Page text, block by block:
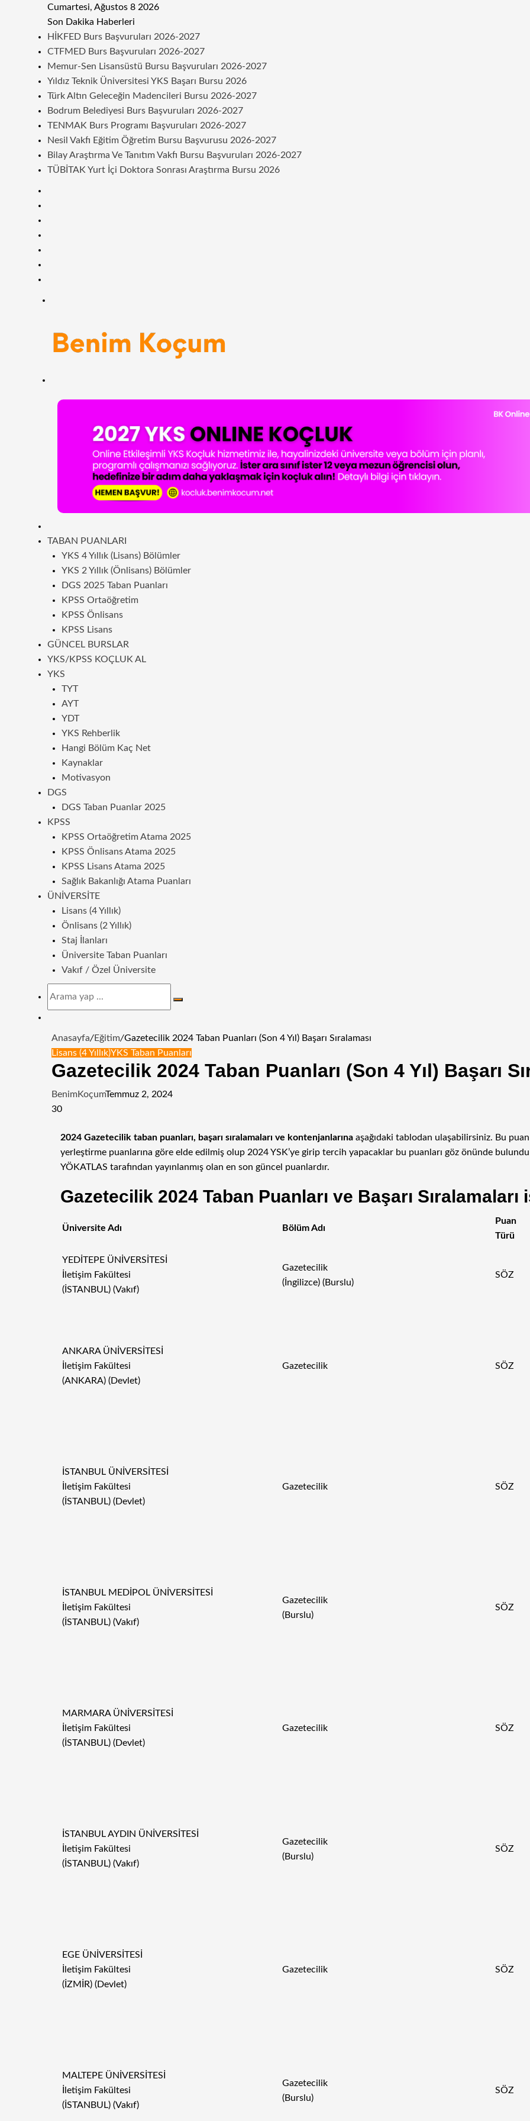
Cumartesi, Ağustos 8 2026
Son Dakika Haberleri
HİKFED Burs Başvuruları 2026-2027
CTFMED Burs Başvuruları 2026-2027
Memur-Sen Lisansüstü Bursu Başvuruları 2026-2027
Yıldız Teknik Üniversitesi YKS Başarı Bursu 2026
Türk Altın Geleceğin Madencileri Bursu 2026-2027
Bodrum Belediyesi Burs Başvuruları 2026-2027
TENMAK Burs Programı Başvuruları 2026-2027
Nesil Vakfı Eğitim Öğretim Bursu Başvurusu 2026-2027
Bilay Araştırma Ve Tanıtım Vakfı Bursu Başvuruları 2026-2027
TÜBİTAK Yurt İçi Doktora Sonrası Araştırma Bursu 2026
TABAN PUANLARI
YKS 4 Yıllık (Lisans) Bölümler
YKS 2 Yıllık (Önlisans) Bölümler
DGS 2025 Taban Puanları
KPSS Ortaöğretim
KPSS Önlisans
KPSS Lisans
GÜNCEL BURSLAR
YKS/KPSS KOÇLUK AL
YKS
TYT
AYT
YDT
YKS Rehberlik
Hangi Bölüm Kaç Net
Kaynaklar
Motivasyon
DGS
DGS Taban Puanlar 2025
KPSS
KPSS Ortaöğretim Atama 2025
KPSS Önlisans Atama 2025
KPSS Lisans Atama 2025
Sağlık Bakanlığı Atama Puanları
ÜNIVERSITE
Lisans (4 Yıllık)
Önlisans (2 Yıllık)
Staj İlanları
Üniversite Taban Puanları
Vakıf / Özel Üniversite
Arama
değiştir
Anasayfa/Eğitim/Gazetecilik 2024 Taban Puanları (Son 4 Yıl) Başarı Sıralaması
Lisans (4 Yıllık)YKS Taban Puanları
Gazetecilik 2024 Taban Puanları (Son 4 Yıl) Başarı
BenimKoçumTemmuz 2, 2024
30
Posta
paylaş
2024 Gazetecilik taban puanları, başarı sıralamaları ve kontenjanlarına aşağıdaki tablodan ulaşabilirsiniz. Bu
yerleştirme puanlarına göre elde edilmiş olup 2024 YSK’ye girip tercih yapacaklar bu puanları göz önünde
YÖKATLAS tarafından yayınlanmış olan en son güncel puanlardır.
Gazetecilik 2024 Taban Puanları ve Başarı Sıralamaları
Üniversite Adı Bölüm Adı
Puan
Türü
YEDİTEPE ÜNİVERSİTESİ
İletişim Fakültesi
(İSTANBUL) (Vakıf)
Gazetecilik
(İngilizce) (Burslu)
SÖZ
ANKARA ÜNİVERSİTESİ
İletişim Fakültesi
(ANKARA) (Devlet)
Gazetecilik SÖZ
İSTANBUL ÜNİVERSİTESİ
İletişim Fakültesi
(İSTANBUL) (Devlet)
Gazetecilik SÖZ
İSTANBUL MEDİPOL ÜNİVERSİTESİ
İletişim Fakültesi
(İSTANBUL) (Vakıf)
Gazetecilik
(Burslu)
SÖZ
MARMARA ÜNİVERSİTESİ
İletişim Fakültesi
(İSTANBUL) (Devlet)
Gazetecilik SÖZ
İSTANBUL AYDIN ÜNİVERSİTESİ
İletişim Fakültesi
(İSTANBUL) (Vakıf)
Gazetecilik
(Burslu)
SÖZ
EGE ÜNİVERSİTESİ
İletişim Fakültesi
(İZMİR) (Devlet)
Gazetecilik SÖZ
MALTEPE ÜNİVERSİTESİ
İletişim Fakültesi
(İSTANBUL) (Vakıf)
Gazetecilik
(Burslu)
SÖZ